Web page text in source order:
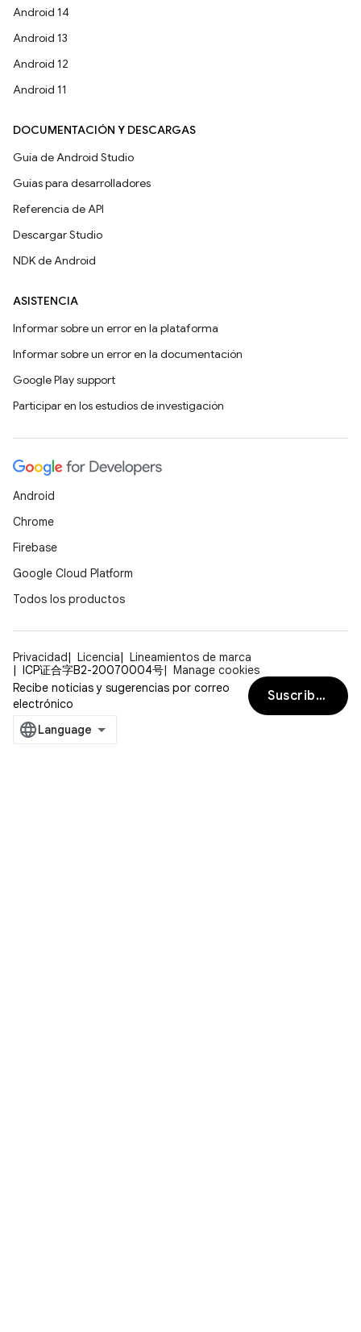
Android 14
Android 13
Android 12
Android 11
DOCUMENTACIÓN Y DESCARGAS
Guía de Android Studio
Guías para desarrolladores
Referencia de API
Descargar Studio
NDK de Android
ASISTENCIA
Informar sobre un error en la plataforma
Informar sobre un error en la documentación
Google Play support
Participar en los estudios de investigación
Android
Chrome
Firebase
Google Cloud Platform
Todos los productos
Privacidad Licencia
Lineamientos de marca
ICP证合字B2-20070004号
Manage cookies
Recibe noticias y sugerencias por correo
electrónico
Suscribirse